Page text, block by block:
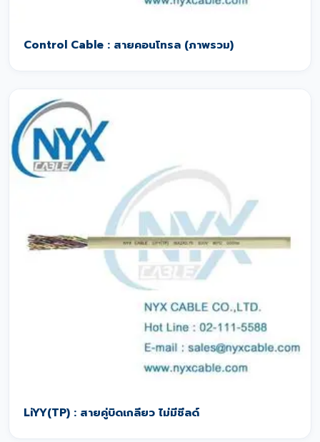
Control Cable : สายคอนโทรล (ภาพรวม)
LiYY(TP) : สายคู่บิดเกลียว ไม่มีชีลด์